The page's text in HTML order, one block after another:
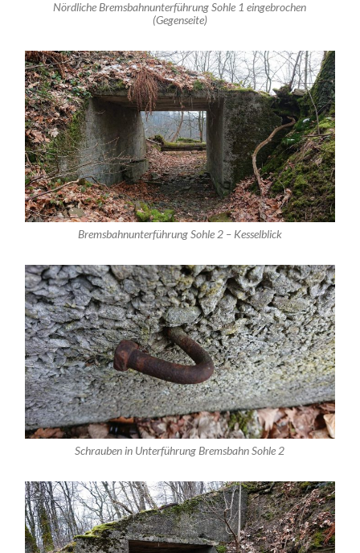
Nördliche Bremsbahnunterführung Sohle 1 eingebrochen
(Gegenseite)
Bremsbahnunterführung Sohle 2 – Kesselblick
Schrauben in Unterführung Bremsbahn Sohle 2